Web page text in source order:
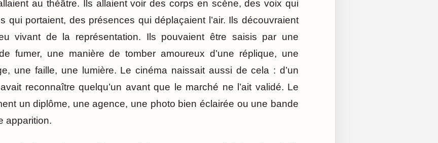
au théâtre. Ils allaient voir des corps en scène, des voix qui
qui portaient, des présences qui déplaçaient l’air. Ils découvraient
vivant de la représentation. Ils pouvaient être saisis par une
fumer, une manière de tomber amoureux d’une réplique, une
une faille, une lumière. Le cinéma naissait aussi de cela : d’un
reconnaître quelqu’un avant que le marché ne l’ait validé. Le
un diplôme, une agence, une photo bien éclairée ou une bande
apparition.